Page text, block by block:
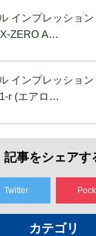
インプレッショ
ZERO A…
インプレッショ
r (エアロ…
記事をシェアす
Twitter
カテゴリ